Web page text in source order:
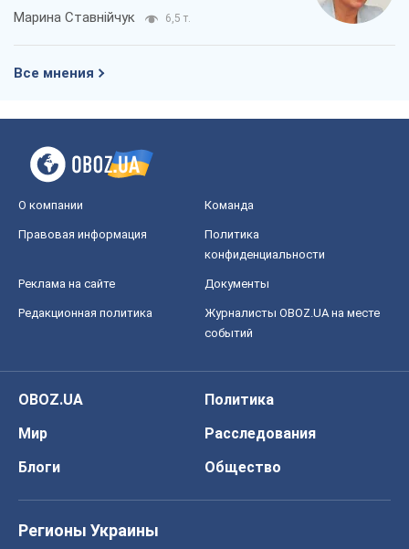
Марина Ставнійчук 6,5 т.
Все мнения
О компании Команда
Правовая информация
Политика
конфиденциальности
Реклама на сайте Документы
Редакционная политика
Журналисты OBOZ.UA на месте
событий
OBOZ.UA
Политика
Мир
Расследования
Блоги
Общество
Регионы Украины